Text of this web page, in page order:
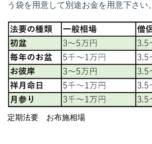
う袋を用意して別途お金を用意下さい。
定期法要 お布施相場